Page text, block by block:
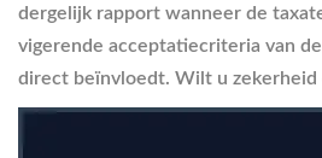
dergelijk rapport wanneer de
vigerende acceptatiecriteria van
direct beïnvloedt. Wilt u zekerheid